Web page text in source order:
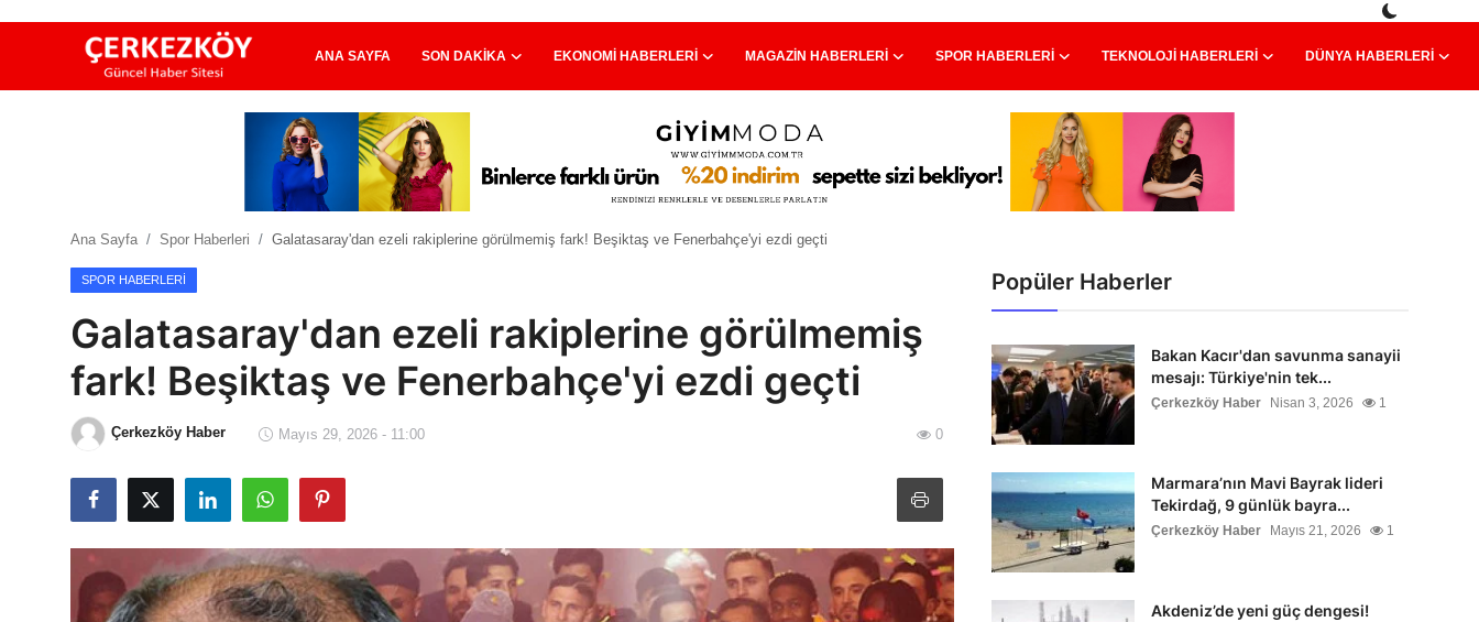
ANA SAYFA SON DAKIKA EKONOMI HABERLERI MAGAZIN HABERLERI SPOR HABERLERI TEKNOLOJI HABERLERI DÜNYA HABERLERI
Ekonomi Haberleri
Teknoloji Haberleri
Çerkezköy
Ana Sayfa Spor Haberleri Galatasaray'dan ezeli rakiplerine görülmemiş fark! Beşiktaş ve Fenerbahçe'yi ezdi geçti
SPOR HABERLERI
Galatasaray'dan ezeli rakiplerine görülmemiş
fark! Beşiktaş ve Fenerbahçe'yi ezdi geçti
Çerkezköy Haber Mayıs 29, 2026 - 11:00 0
Popüler Haberler
Bakan Kacır'dan savunma sanayii
mesajı: Türkiye'nin tek...
Çerkezköy Haber Nisan 3, 2026 1
Marmara’nın Mavi Bayrak lideri
Tekirdağ, 9 günlük bayra...
Çerkezköy Haber Mayıs 21, 2026 1
Akdeniz’de yeni güç dengesi!